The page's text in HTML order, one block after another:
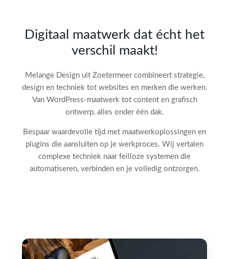
de SEO-
audit
Digitaal maatwerk dat écht het
verschil maakt!
Melange Design uit Zoetermeer combineert strategie,
design en techniek tot websites en merken die werken.
Van WordPress-maatwerk tot content en grafisch
ontwerp, alles onder één dak.
Bespaar waardevolle tijd met maatwerkoplossingen en
plugins die aansluiten op je werkproces. Wij vertalen
complexe techniek naar feilloze systemen die
automatiseren, verbinden en je volledig ontzorgen.